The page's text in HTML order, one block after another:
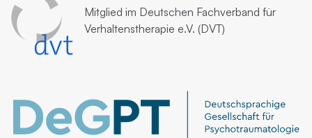
Mitglied im Deutschen Fachverband für
Verhaltenstherapie e.V. (DVT)